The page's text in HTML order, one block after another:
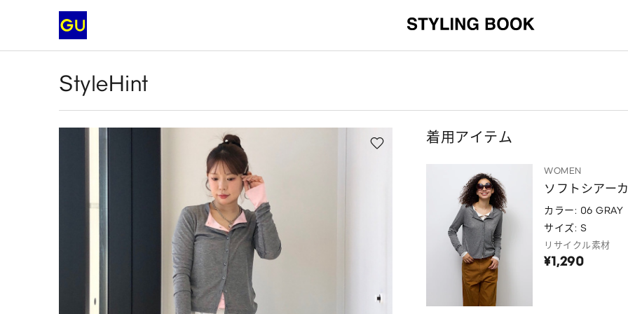
StyleHint
着用アイテム
WOMEN
ソフトシアー
カラー: 06 GRAY
サイズ: S
リサイクル素材
¥1,290